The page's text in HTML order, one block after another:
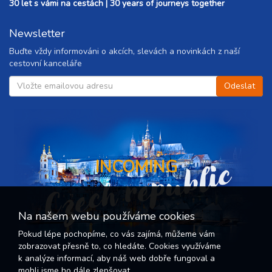
20.03. - 25.03.27
sobota - čtvrtek
13 700 Kč
20.03. - 27.03.27
sobota - sobota
8 dní (7 nocí)
30 let s vámi na cestách | 30 years of journeys together
Newsletter
Buďte vždy informováni o akcích, slevách a novinkách z naší
cestovní kanceláře
INCOMING
Czech republic
Na našem webu používáme cookies
Pokud lépe pochopíme, co vás zajímá, můžeme vám
zobrazovat přesně to, co hledáte. Cookies využíváme
k analýze informací, aby náš web dobře fungoval a